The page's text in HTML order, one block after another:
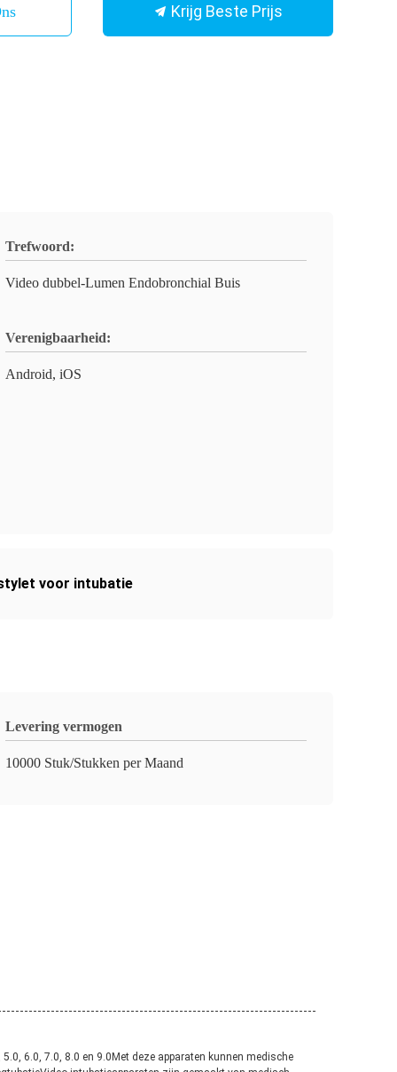
Krijg Beste Prijs
Trefwoord:
Video dubbel-Lumen Endobronchial Buis
Verenigbaarheid:
Android, iOS
voor intubatie
Levering vermogen
10000 Stuk/Stukken per Maand
6.0, 7.0, 8.0 en 9.0Met deze apparaten kunnen medische